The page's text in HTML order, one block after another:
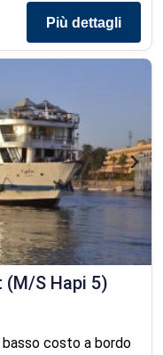
Più dettagli
(M/S Hapi 5)
costo a bordo